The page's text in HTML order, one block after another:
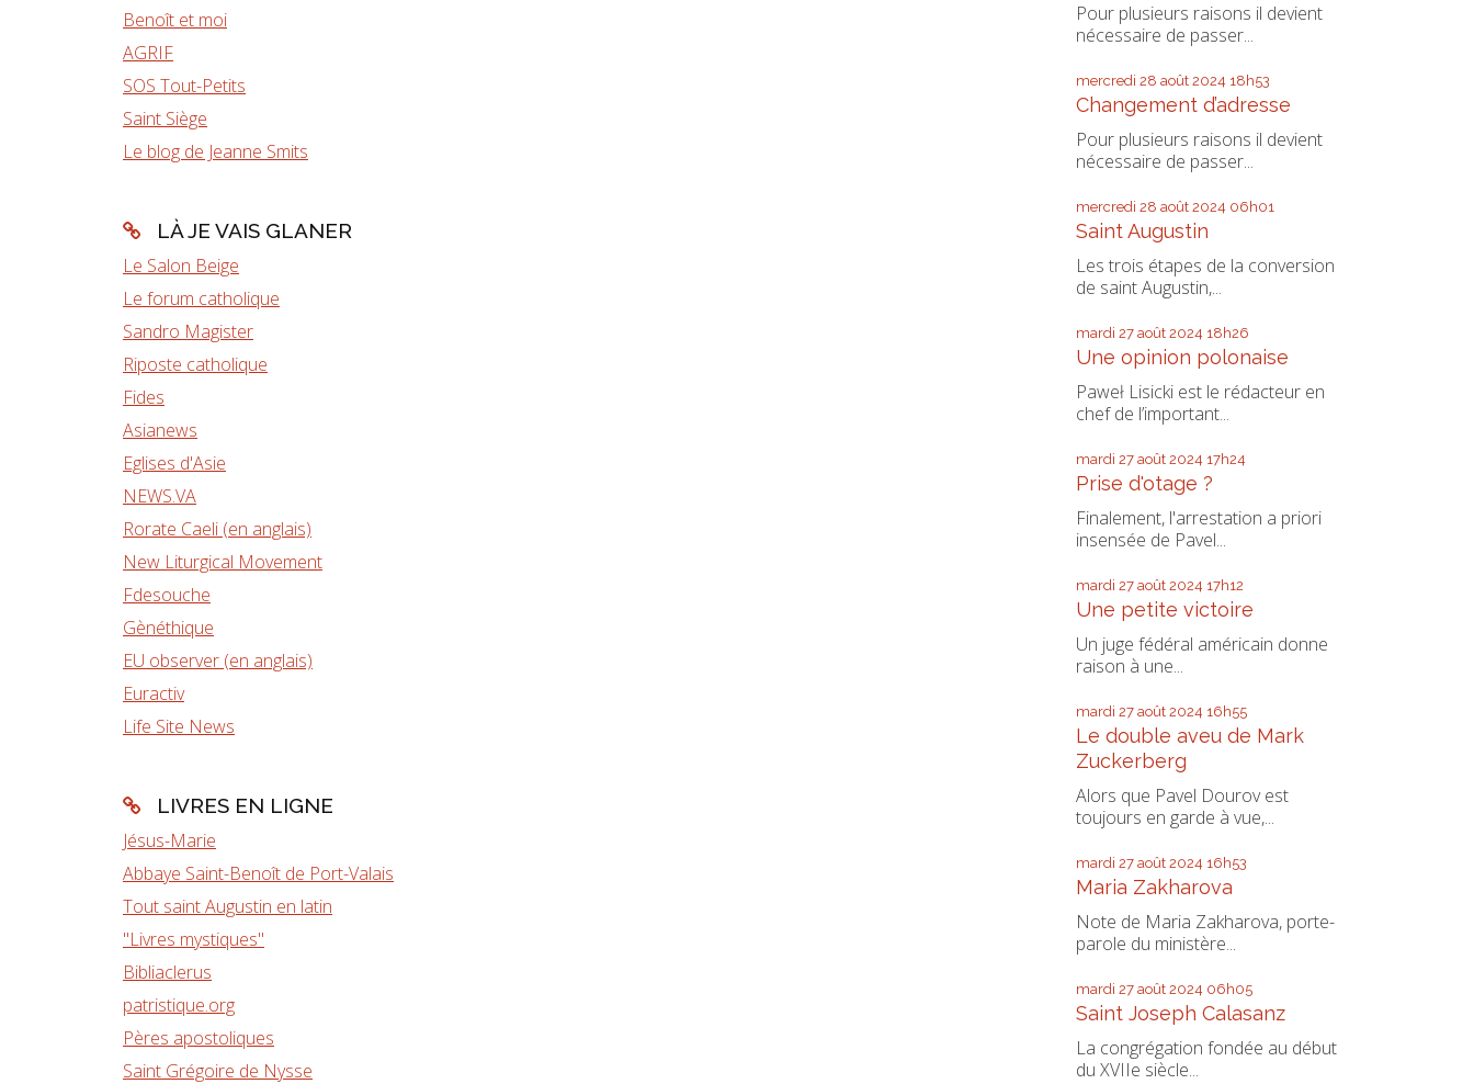
Benoît et moi
AGRIF
SOS Tout-Petits
Saint Siège
Le blog de Jeanne Smits
LÀ JE VAIS GLANER
Le Salon Beige
Le forum catholique
Sandro Magister
Riposte catholique
Fides
Asianews
Eglises d'Asie
NEWS.VA
Rorate Caeli (en anglais)
New Liturgical Movement
Fdesouche
Gènéthique
EU observer (en anglais)
Euractiv
Life Site News
LIVRES EN LIGNE
Jésus-Marie
Abbaye Saint-Benoît de Port-Valais
Tout saint Augustin en latin
"Livres mystiques"
Bibliaclerus
patristique.org
Pères apostoliques
Saint Grégoire de Nysse
Pour plusieurs raisons il devient
nécessaire de passer...
mercredi 28 août 2024 18h53
Changement d’adresse
Pour plusieurs raisons il devient
nécessaire de passer...
mercredi 28 août 2024 06h01
Saint Augustin
Les trois étapes de la conversion
de saint Augustin,...
mardi 27 août 2024 18h26
Une opinion polonaise
Paweł Lisicki est le rédacteur en
chef de l’important...
mardi 27 août 2024 17h24
Prise d'otage ?
Finalement, l'arrestation a priori
insensée de Pavel...
mardi 27 août 2024 17h12
Une petite victoire
Un juge fédéral américain donne
raison à une...
mardi 27 août 2024 16h55
Le double aveu de Mark
Zuckerberg
Alors que Pavel Dourov est
toujours en garde à vue,...
mardi 27 août 2024 16h53
Maria Zakharova
Note de Maria Zakharova, porte-
parole du ministère...
mardi 27 août 2024 06h05
Saint Joseph Calasanz
La congrégation fondée au début
du XVIIe siècle...